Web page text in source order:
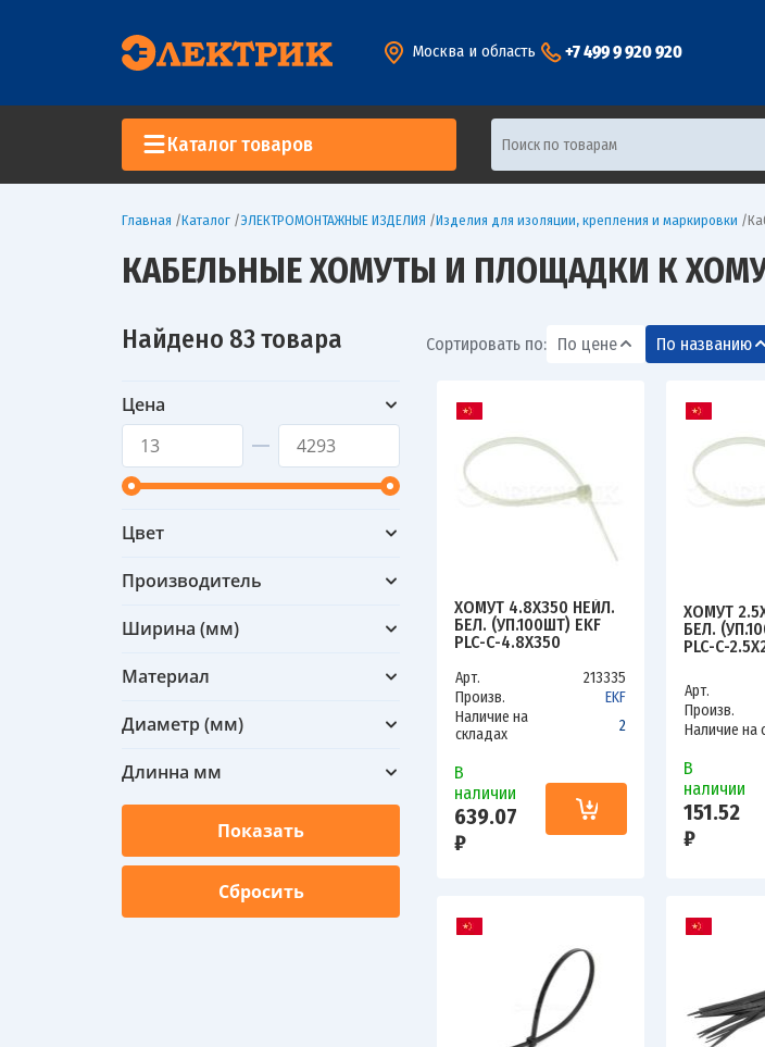
Москва и область +7 499 9 920 920
Каталог товаров
Главная /Каталог /ЭЛЕКТРОМОНТАЖНЫЕ ИЗДЕЛИЯ /Изделия для изоляции, крепления и маркировки /
КАБЕЛЬНЫЕ ХОМУТЫ И ПЛОЩАДКИ К
Найдено 83 товара
Цена
Цвет
Производитель
Ширина (мм)
Материал
Диаметр (мм)
Длинна мм
Сортировать по: По цене По названию
ХОМУТ 4.8Х350 НЕЙЛ.
БЕЛ. (УП.100ШТ) EKF
PLC-C-4.8X350
Арт.
213335
Произв.
EKF
Наличие на
складах
2
В
наличии
639.07
₽
ХОМУТ
БЕЛ.
PLC-C-
Арт.
Произв.
Наличие на
В
наличии
151.52
₽